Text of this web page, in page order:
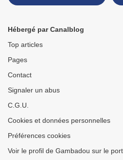
Hébergé par Canalblog
Top articles
Pages
Contact
Signaler un abus
C.G.U.
Cookies et données personnelles
Préférences cookies
Voir le profil de Gambadou sur le